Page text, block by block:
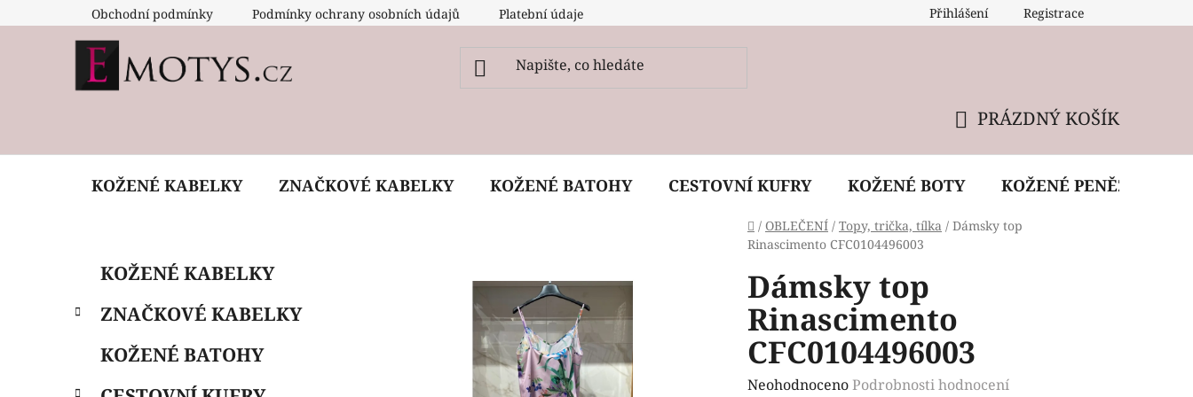
na
Obchodní podmínky Podmínky ochrany osobních údajů Platební údaje Reklamační podmínky
Přihlášení Registrace
KOŠÍK
PRÁZDNÝ KOŠÍK
KOŽENÉ KABELKY ZNAČKOVÉ KABELKY KOŽENÉ BATOHY CESTOVNÍ KUFRY KOŽENÉ BOTY KOŽENÉ PENĚŽENKY
Domů
/ OBLEČENÍ / Topy, trička, tílka / Dámsky top
Rinascimento CFC0104496003
s
Přeskočit
kategorie
e
KOŽENÉ KABELKY
ZNAČKOVÉ KABELKY
KOŽENÉ BATOHY
Dámsky top
Rinascimento
CFC0104496003
Průměrné
NeohodnocenoPodrobnosti hodnocení